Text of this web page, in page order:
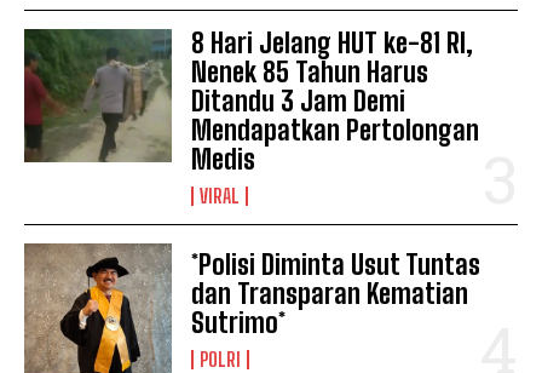
8 Hari Jelang HUT ke-81 RI,
Nenek 85 Tahun Harus
Ditandu 3 Jam Demi
Mendapatkan Pertolongan
Medis
VIRAL
*Polisi Diminta Usut Tuntas
dan Transparan Kematian
Sutrimo*
POLRI